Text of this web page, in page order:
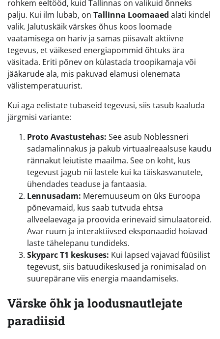
rohkem eeltööd, kuid Tallinnas on valikuid õnneks
palju. Kui ilm lubab, on Tallinna Loomaaed alati kindel
valik. Jalutuskäik värskes õhus koos loomade
vaatamisega on hariv ja samas piisavalt aktiivne
tegevus, et väikesed energiapommid õhtuks ära
väsitada. Eriti põnev on külastada troopikamaja või
jääkarude ala, mis pakuvad elamusi olenemata
välistemperatuurist.
Kui aga eelistate tubaseid tegevusi, siis tasub kaaluda
järgmisi variante:
Proto Avastustehas: See asub Noblessneri
sadamalinnakus ja pakub virtuaalreaalsuse kaudu
rännakut leiutiste maailma. See on koht, kus
tegevust jagub nii lastele kui ka täiskasvanutele,
ühendades teaduse ja fantaasia.
Lennusadam: Meremuuseum on üks Euroopa
põnevamaid, kus saab tutvuda ehtsa
allveelaevaga ja proovida erinevaid simulaatoreid.
Avar ruum ja interaktiivsed eksponaadid hoiavad
laste tähelepanu tundideks.
Skyparc T1 keskuses: Kui lapsed vajavad füüsilist
tegevust, siis batuudikeskused ja ronimisalad on
suurepärane viis energia maandamiseks.
Värske õhk ja loodusnautlejate
paradiisid